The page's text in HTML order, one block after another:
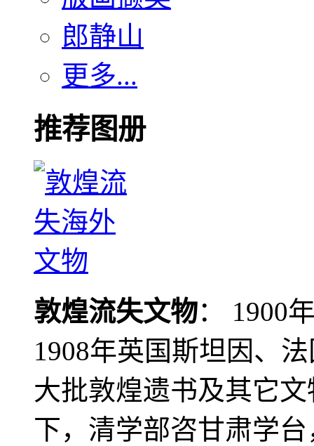
郎静山
更多...
推荐图册
敦煌流失文物： 1900
1908年英国斯坦因、
大批敦煌遗书及其它
下，清学部咨甘肃学